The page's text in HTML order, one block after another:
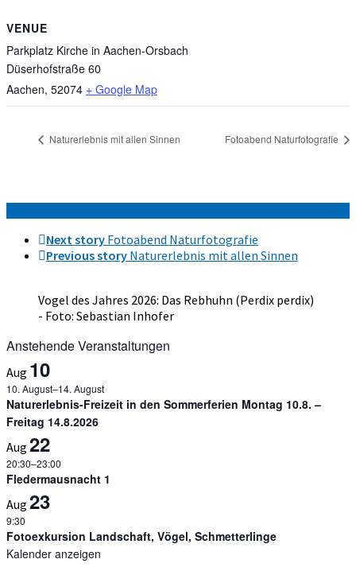
VENUE
Parkplatz Kirche in Aachen-Orsbach
Düserhofstraße 60
Aachen, 52074 + Google Map
Naturerlebnis mit allen Sinnen Fotoabend Naturfotografie
Next story Fotoabend Naturfotografie
Previous story Naturerlebnis mit allen Sinnen
Vogel des Jahres 2026: Das Rebhuhn (Perdix perdix)
- Foto: Sebastian Inhofer
Anstehende Veranstaltungen
Aug 10
10. August–14. August
Naturerlebnis-Freizeit in den Sommerferien Montag 10.8. –
Freitag 14.8.2026
Aug 22
20:30–23:00
Fledermausnacht 1
Aug 23
9:30
Fotoexkursion Landschaft, Vögel, Schmetterlinge
Kalender anzeigen